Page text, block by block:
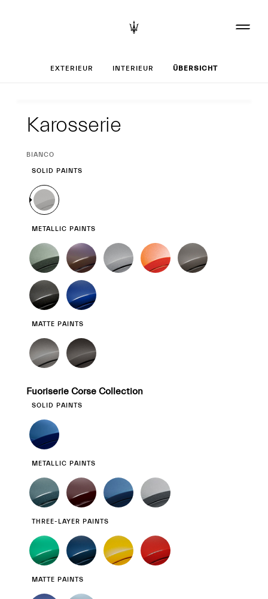
Set up your
EXTERIEUR INTERIEUR ÜBERSICHT
Karosserie
CURRENT
BIANCO
SOLID PAINTS
METALLIC PAINTS
MATTE PAINTS
Fuoriserie Corse Collection
SOLID PAINTS
METALLIC PAINTS
THREE-LAYER PAINTS
MATTE PAINTS